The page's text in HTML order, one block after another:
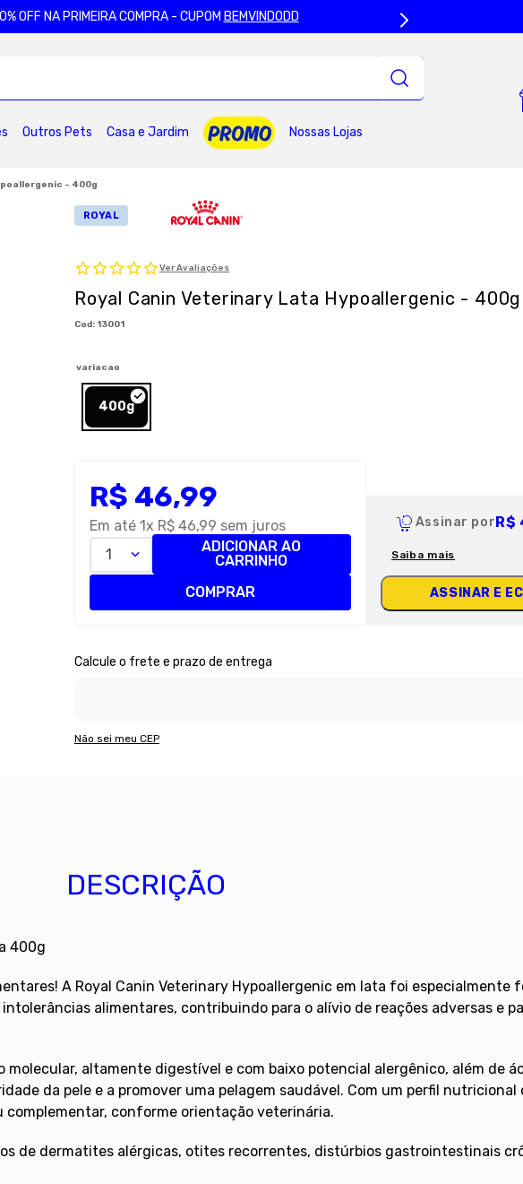
OFF NA PRIMEIRA COMPRA - CUPOM BEMVINDODD
Outros Pets Casa e Jardim Nossas Lojas
- 400g
ROYAL
Ver Avaliações
Royal Canin Veterinary Lata Hypoallergenic - 400g
: 13001
variacao
400g
R$ 46,99
Em até 1x R$ 46,99 sem juros
1
ADICIONAR AO
CARRINHO
COMPRAR
Assinar porR$
Saiba mais
ASSINAR E
Não sei meu CEP
DESCRIÇÃO
400g
A Royal Canin Veterinary Hypoallergenic em lata foi especialmente
alimentares, contribuindo para o alívio de reações adversas e
altamente digestível e com baixo potencial alergênico, além de
da pele e a promover uma pelagem saudável. Com um perfil nutricional
conforme orientação veterinária.
de dermatites alérgicas, otites recorrentes, distúrbios gastrointestinais
tapete higienico
areia º petisco caes